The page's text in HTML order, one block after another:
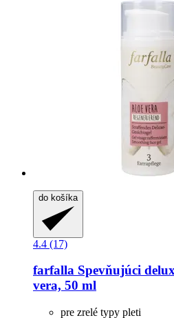
do košíka
4.4 (17)
farfalla Spevňujúci
vera, 50 ml
pre zrelé typy pleti